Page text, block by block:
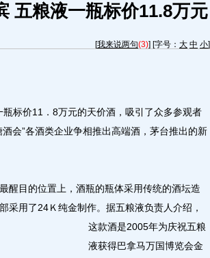
五粮液一瓶标价11.8万元
[我来说两句(3)] [字号： 大 中 小]
价11．8万元的天价酒，吸引了众多参观者
会”各酒类企业争相推出高端酒，茅台推出的新
目的位置上，酒瓶的瓶体采用传统的酒坛造
采用了24Ｋ纯金制作。 据五粮液负责人介绍，
这款酒是2005年为庆祝五粮
液获得巴拿马万国博览会金